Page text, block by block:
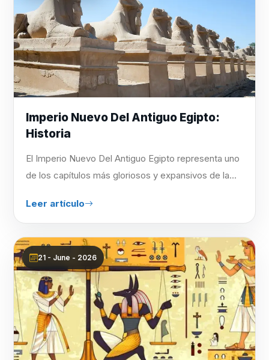
Imperio Nuevo Del Antiguo Egipto:
Historia
El Imperio Nuevo Del Antiguo Egipto representa uno
de los capítulos más gloriosos y expansivos de la...
Leer artículo
21 - June - 2026